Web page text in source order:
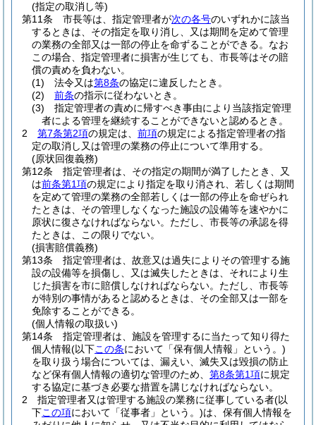
(指定の取消し等)
第11条
市長等は、指定管理者が次の各号のいずれかに該当
するときは、その指定を取り消し、又は期間を定めて管理
の業務の全部又は一部の停止を命ずることができる。 なお
この場合、指定管理者に損害が生じても、市長等はその賠
償の責めを負わない。
(1)
法令又は第8条の協定に違反したとき。
(2)
前条の指示に従わないとき。
(3)
指定管理者の責めに帰すべき事由により当該指定管理
者による管理を継続することができないと認めるとき。
2
第7条第2項の規定は、 前項の規定による指定管理者の指
定の取消し又は管理の業務の停止について準用する。
(原状回復義務)
第12条
指定管理者は、その指定の期間が満了したとき、又
は前条第1項の規定により指定を取り消され、若しくは期間
を定めて管理の業務の全部若しくは一部の停止を命ぜられ
たときは、その管理しなくなった施設の設備等を速やかに
原状に復さなければならない。 ただし、市長等の承認を得
たときは、この限りでない。
(損害賠償義務)
第13条
指定管理者は、故意又は過失によりその管理する施
設の設備等を損傷し、又は滅失したときは、それにより生
じた損害を市に賠償しなければならない。 ただし、市長等
が特別の事情があると認めるときは、その全部又は一部を
免除することができる。
(個人情報の取扱い)
第14条
指定管理者は、施設を管理するに当たって知り得た
個人情報(以下この条において「保有個人情報」という。)
を取り扱う場合については、漏えい、滅失又は毀損の防止
など保有個人情報の適切な管理のため、 第8条第1項に規定
する協定に基づき必要な措置を講じなければならない。
2
指定管理者又は管理する施設の業務に従事している者(以
下この項において「従事者」という。)は、保有個人情報を